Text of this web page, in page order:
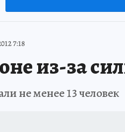
7:18
из-за
не менее 13 человек